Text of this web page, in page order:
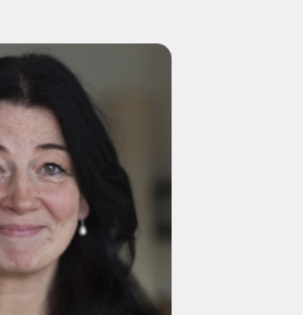
et l’illumination des façades et des
l’olivier qui signale l’entrée